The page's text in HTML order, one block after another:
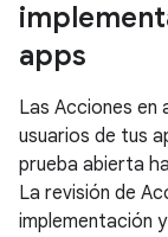
apps
Las Acciones en
usuarios de tus
prueba abierta
La revisión de
implementación